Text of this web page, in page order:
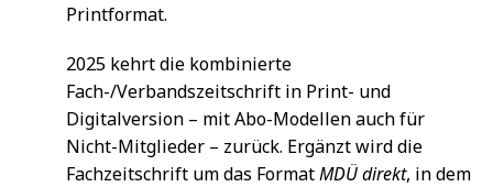
Printformat.
2025 kehrt die kombinierte
Fach-/Verbandszeitschrift in Print- und
Digitalversion – mit Abo-Modellen auch für
Nicht-Mitglieder – zurück. Ergänzt wird die
Fachzeitschrift um das FormatMDÜ direkt, in dem